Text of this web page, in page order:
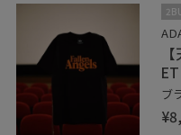
ブ